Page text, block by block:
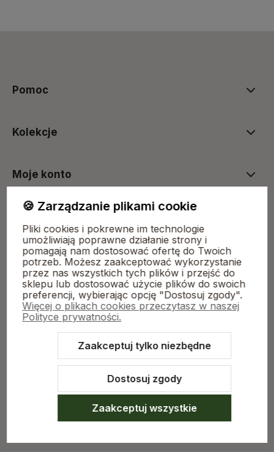
Pomoc
Kolekcje
Moje konto
Płatności i dostawa
O nas
Sklep internetowy Shoper.pl Szablon Shoper Modern 3.0™
🍪 Zarządzanie plikami cookie
Pliki cookies i pokrewne im technologie
umożliwiają poprawne działanie strony i
pomagają nam dostosować ofertę do Twoich
potrzeb. Możesz zaakceptować wykorzystanie
przez nas wszystkich tych plików i przejść do
sklepu lub dostosować użycie plików do swoich
preferencji, wybierając opcję "Dostosuj zgody".
Więcej o plikach cookies przeczytasz w naszej
Polityce prywatności.
Zaakceptuj tylko niezbędne
Dostosuj zgody
Zaakceptuj wszystkie